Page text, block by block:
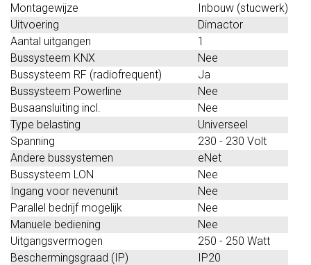
Montagewijze
Inbouw (stucwerk)
Uitvoering
Dimactor
Aantal uitgangen
1
Bussysteem KNX
Nee
Bussysteem RF (radiofrequent)
Ja
Bussysteem Powerline
Nee
Busaansluiting incl.
Nee
Type belasting
Universeel
Spanning
230 - 230 Volt
Andere bussystemen
eNet
Bussysteem LON
Nee
Ingang voor nevenunit
Nee
Parallel bedrijf mogelijk
Nee
Manuele bediening
Nee
Uitgangsvermogen
250 - 250 Watt
Beschermingsgraad (IP)
IP20